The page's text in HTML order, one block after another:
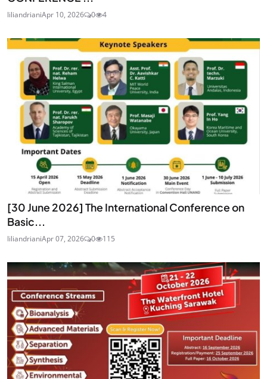
liliandrianiApr 10, 2026 0 4
[30 June 2026] The International Conference on
Basic...
liliandrianiApr 07, 2026 0 115